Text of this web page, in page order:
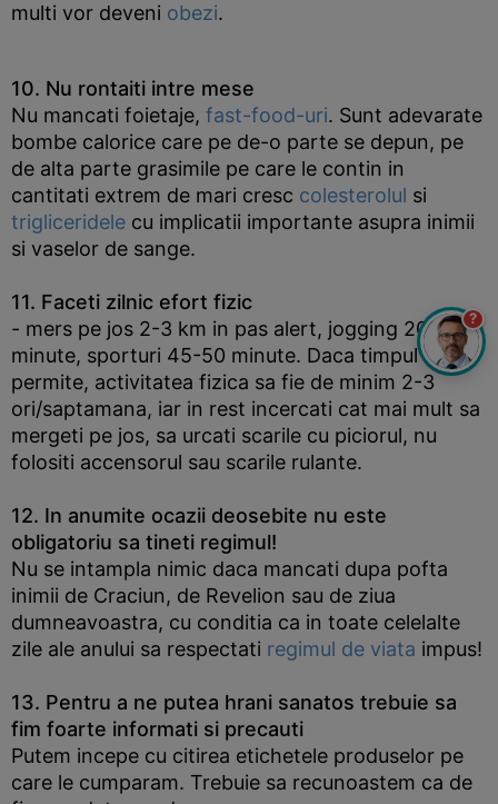
multi vor deveni obezi.
10. Nu rontaiti intre mese
Nu mancati foietaje, fast-food-uri. Sunt adevarate
bombe calorice care pe de-o parte se depun, pe
de alta parte grasimile pe care le contin in
cantitati extrem de mari cresc colesterolul si
trigliceridele cu implicatii importante asupra inimii
si vaselor de sange.
11. Faceti zilnic efort fizic
- mers pe jos 2-3 km in pas alert, jogging 20-30
minute, sporturi 45-50 minute. Daca timpul nu va
permite, activitatea fizica sa fie de minim 2-3
ori/saptamana, iar in rest incercati cat mai mult sa
mergeti pe jos, sa urcati scarile cu piciorul, nu
folositi accensorul sau scarile rulante.
12. In anumite ocazii deosebite nu este
obligatoriu sa tineti regimul!
Nu se intampla nimic daca mancati dupa pofta
inimii de Craciun, de Revelion sau de ziua
dumneavoastra, cu conditia ca in toate celelalte
zile ale anului sa respectati regimul de viata impus!
13. Pentru a ne putea hrani sanatos trebuie sa
fim foarte informati si precauti
Putem incepe cu citirea etichetele produselor pe
care le cumparam. Trebuie sa recunoastem ca de
?